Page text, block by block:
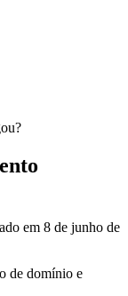
em 8 de junho de
de domínio e